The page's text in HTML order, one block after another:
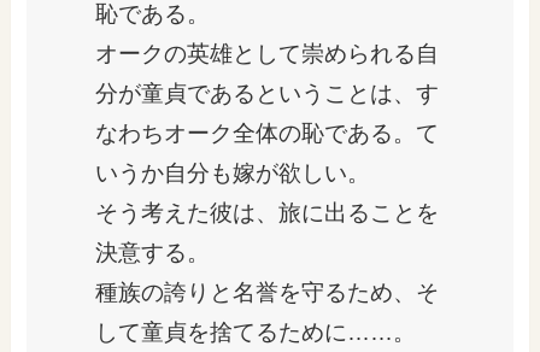
恥である。
オークの英雄として崇められる自
分が童貞であるということは、す
なわちオーク全体の恥である。て
いうか自分も嫁が欲しい。
そう考えた彼は、旅に出ることを
決意する。
種族の誇りと名誉を守るため、そ
して童貞を捨てるために……。